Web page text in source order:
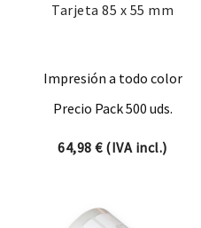
Tarjeta 85 x 55 mm
Impresión a todo color
Precio Pack 500 uds.
64,98€(IVA incl.)